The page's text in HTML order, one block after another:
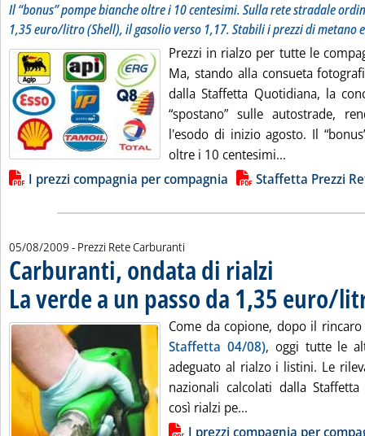
Il “bonus” pompe bianche oltre i 10 centesimi. Sulla rete stradale
1,35 euro/litro (Shell), il gasolio verso 1,17. Stabili i prezzi di metano
Prezzi in rialzo per tutte le
Ma, stando alla consueta
dalla Staffetta Quotidiana, la
“spostano” sulle autostrade,
l'esodo di inizio agosto. Il
oltre i 10 centesimi...
Lista allegati PDF alla notizia
I prezzi compagnia per compagnia Staffetta Prezzi
05/08/2009 - Prezzi Rete Carburanti
Carburanti, ondata di rialzi
La verde a un passo da 1,35 euro/
Come da copione, dopo il
Staffetta 04/08), oggi tutte le
adeguato al rialzo i listini. Le
nazionali calcolati dalla
così rialzi pe...
I prezzi compagnia per